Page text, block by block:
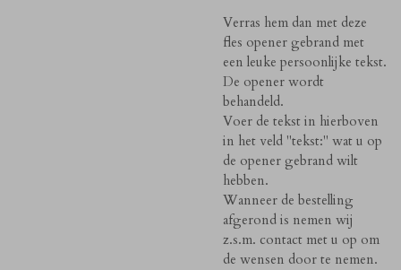
Verras hem dan met deze
fles opener gebrand met
een leuke persoonlijke tekst.
De opener wordt
behandeld.
Voer de tekst in hierboven
in het veld "tekst:" wat u op
de opener gebrand wilt
hebben.
Wanneer de bestelling
afgerond is nemen wij
z.s.m. contact met u op om
de wensen door te nemen.